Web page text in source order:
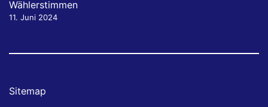
Wählerstimmen
11. Juni 2024
Sitemap